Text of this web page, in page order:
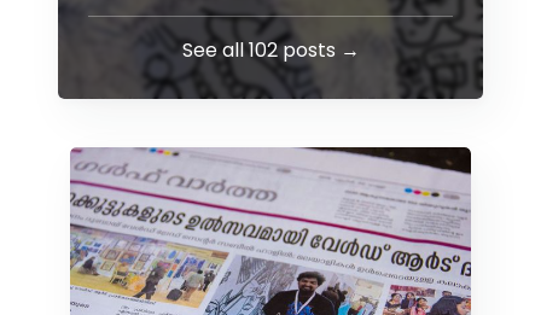
See all 102 posts →